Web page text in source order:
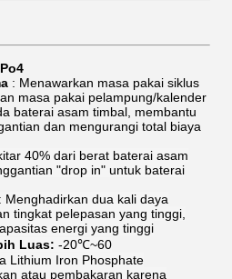
: Menawarkan masa pakai siklus
masa pakai pelampung/kalender
baterai asam timbal, membantu
dan mengurangi total biaya
40% dari berat baterai asam
"drop in" untuk baterai
: Menghadirkan dua kali daya
tingkat pelepasan yang tinggi,
energi yang tinggi
Luas: -20℃~60
Lithium Iron Phosphate
atau pembakaran karena